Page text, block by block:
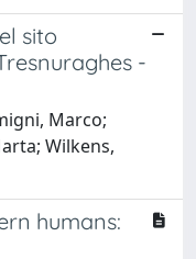
sito
-
Marco;
Wilkens,
humans: